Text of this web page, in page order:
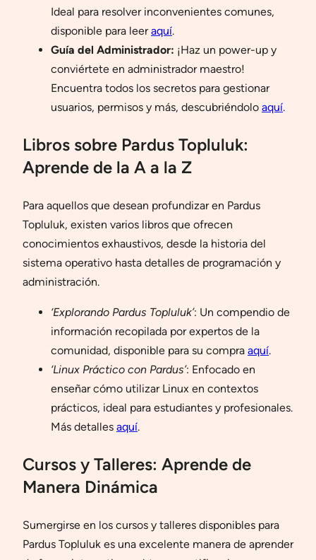
Ideal para resolver inconvenientes comunes,
disponible para leeraquí.
Guía del Administrador: ¡Haz un power-up y
conviértete en administrador maestro!
Encuentra todos los secretos para gestionar
usuarios, permisos y más, descubriéndolo aquí.
Libros sobre Pardus Topluluk:
Aprende de la A a la Z
Para aquellos que desean profundizar en Pardus
Topluluk, existen varios libros que ofrecen
conocimientos exhaustivos, desde la historia del
sistema operativo hasta detalles de programación y
administración.
‘Explorando Pardus Topluluk’: Un compendio de
información recopilada por expertos de la
comunidad, disponible para su compra aquí.
‘Linux Práctico con Pardus’: Enfocado en
enseñar cómo utilizar Linux en contextos
prácticos, ideal para estudiantes y profesionales.
Más detalles aquí.
Cursos y Talleres: Aprende de
Manera Dinámica
Sumergirse en los cursos y talleres disponibles para
Pardus Topluluk es una excelente manera de aprender